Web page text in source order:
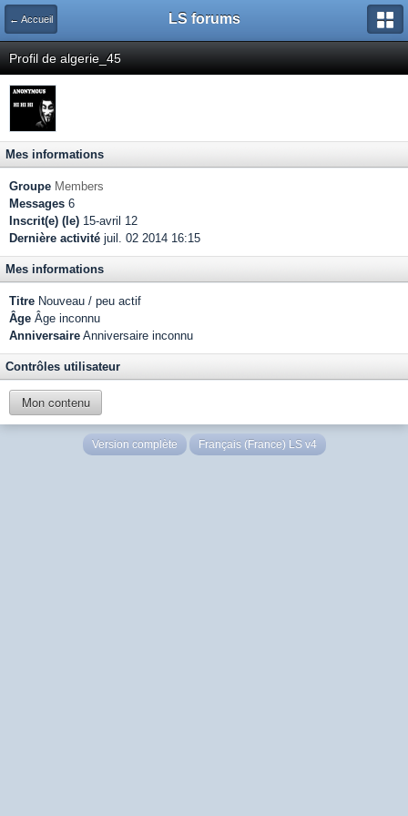
← Accueil LS forums
Profil de algerie_45
Mes informations
Groupe Members
Messages 6
Inscrit(e) (le) 15-avril 12
Dernière activité juil. 02 2014 16:15
Mes informations
Titre Nouveau / peu actif
Âge Âge inconnu
Anniversaire Anniversaire inconnu
Contrôles utilisateur
Mon contenu
Version complète Français (France) LS v4